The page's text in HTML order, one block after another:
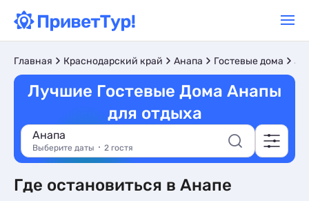
Главная Краснодарский край Анапа Гостевые дома
Лучшие Гостевые Дома Анапы
для отдыха
Анапа
Выберите даты 2 гостя
Где остановиться в Анапе